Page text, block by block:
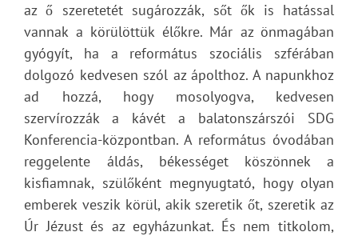
az ő szeretetét sugározzák, sőt ők is hatással
vannak a körülöttük élőkre. Már az önmagában
gyógyít, ha a református szociális szférában
dolgozó kedvesen szól az ápolthoz. A napunkhoz
ad hozzá, hogy mosolyogva, kedvesen
szervírozzák a kávét a balatonszárszói SDG
Konferencia-központban. A református óvodában
reggelente áldás, békességet köszönnek a
kisfiamnak, szülőként megnyugtató, hogy olyan
emberek veszik körül, akik szeretik őt, szeretik az
Úr Jézust és az egyházunkat. És nem titkolom,